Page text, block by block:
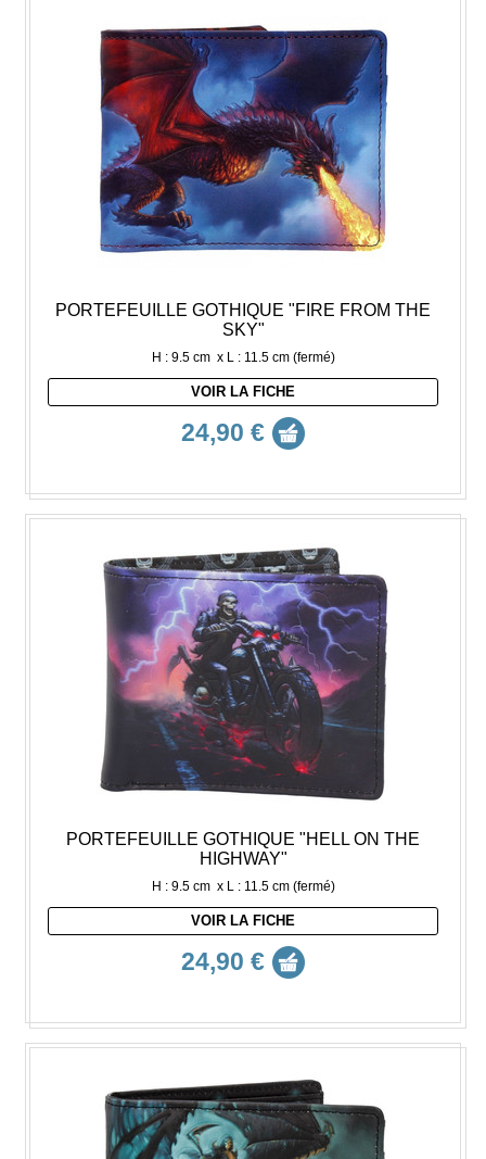
PORTEFEUILLE GOTHIQUE "FIRE FROM THE
SKY"
H : 9.5 cm x L : 11.5 cm (fermé)
VOIR LA FICHE
24,90 €
PORTEFEUILLE GOTHIQUE "HELL ON THE
HIGHWAY"
H : 9.5 cm x L : 11.5 cm (fermé)
VOIR LA FICHE
24,90 €